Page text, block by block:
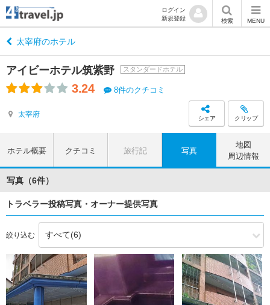
ログイン
新規登録
検索 MENU
太宰府のホテル
アイビーホテル筑紫野 スタンダードホテル
3.24 8件のクチコミ
太宰府 シェア クリップ
ホテル概要 クチコミ 旅行記 写真
地図
周辺情報
写真（6件）
トラベラー投稿写真・オーナー提供写真
絞り込む